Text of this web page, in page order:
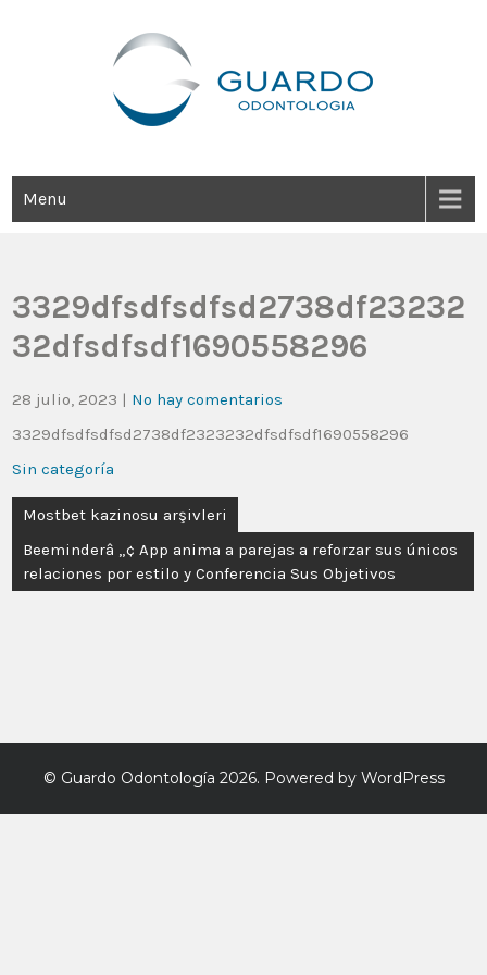
Menu
3329dfsdfsdfsd2738df23232
32dfsdfsdf1690558296
28 julio, 2023 | No hay comentarios
3329dfsdfsdfsd2738df2323232dfsdfsdf1690558296
Sin categoría
Mostbet kazinosu arşivleri
Beeminderâ „¢ App anima a parejas a reforzar sus únicos
relaciones por estilo y Conferencia Sus Objetivos
© Guardo Odontología 2026. Powered by WordPress